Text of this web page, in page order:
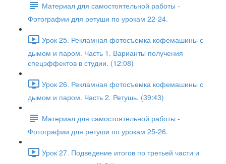
Материал для самостоятельной работы -
Фотографии для ретуши по урокам 22-24.
Урок 25. Рекламная фотосъемка кофемашины с
дымом и паром. Часть 1. Варианты получения
спецэффектов в студии. (12:08)
Урок 26. Рекламная фотосъемка кофемашины с
дымом и паром. Часть 2. Ретушь. (39:43)
Материал для самостоятельной работы -
Фотографии для ретуши по урокам 25-26.
Урок 27. Подведение итогов по третьей части и